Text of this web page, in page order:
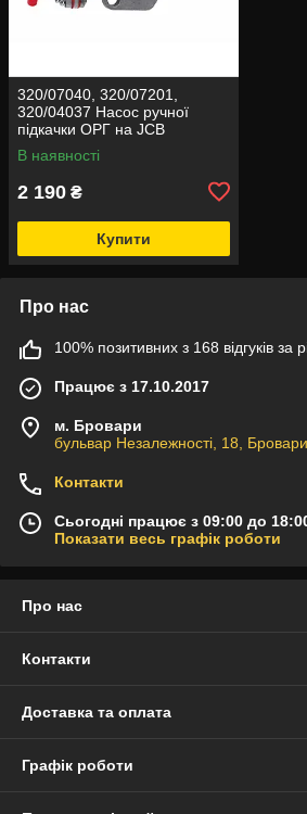
320/07040, 320/07201,
320/04037 Насос ручної
підкачки ОРГ на JCB
В наявності
2 190 ₴
Купити
Про нас
100% позитивних з 168 відгуків за
Працює з 17.10.2017
м. Бровари
бульвар Незалежності, 18,
Контакти
Сьогодні працює з 09:00 до
Показати весь графік роботи
Про нас
Контакти
Доставка та оплата
Графік роботи